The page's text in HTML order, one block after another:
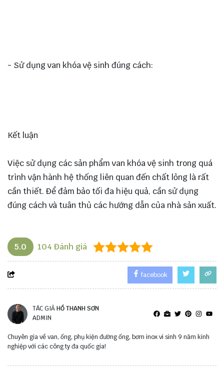
- Sử dụng van khóa vệ sinh đúng cách:
Kết luận
Việc sử dụng các sản phẩm van khóa vệ sinh trong quá
trình vận hành hệ thống liên quan đến chất lỏng là rất
cần thiết. Để đảm bảo tối đa hiệu quả, cần sử dụng
đúng cách và tuân thủ các hướng dẫn của nhà sản xuất.
5.0 104 Đánh giá
facebook
TÁC GIẢHỒ THANH SƠN
ADMIN
Chuyên gia về van, ống, phụ kiện đường ống, bơm inox vi sinh 9 năm kinh
nghiệp với các công ty đa quốc gia!